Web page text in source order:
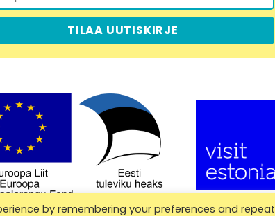
TILAA UUTISKIRJE
by remembering your preferences and repeat